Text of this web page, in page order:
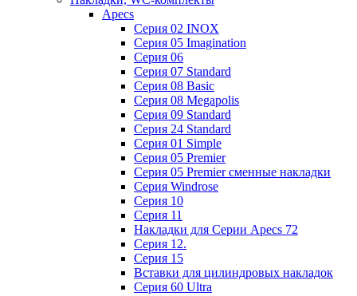
Apecs
Cерия 02 INOX
Cерия 05 Imagination
Cерия 06
Cерия 07 Standard
Cерия 08 Basic
Cерия 08 Megapolis
Cерия 09 Standard
Cерия 24 Standard
Серия 01 Simple
Серия 05 Premier
Серия 05 Premier сменные накладки
Cерия Windrose
Серия 10
Серия 11
Накладки для Серии Apecs 72
Серия 12.
Серия 15
Вставки для цилиндровых накладок
Серия 60 Ultra